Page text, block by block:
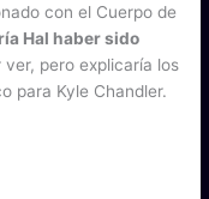
con el Cuerpo de
Hal haber sido
ver, pero explicaría los
para Kyle Chandler.